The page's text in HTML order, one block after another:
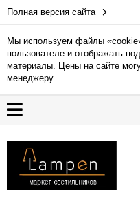
Полная версия сайта
Мы используем файлы
пользователе и отображать
материалы. Цены на сайте
менеджеру.
Гарантия
Доставка
и
Контакты